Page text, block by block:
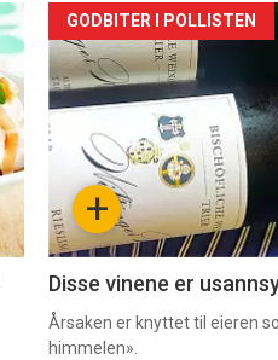
Forsiden
akkurat
nå
6 +
GODBITER I POLLISTEN
Disse vinene er
Årsaken er knyttet til eieren
himmelen».